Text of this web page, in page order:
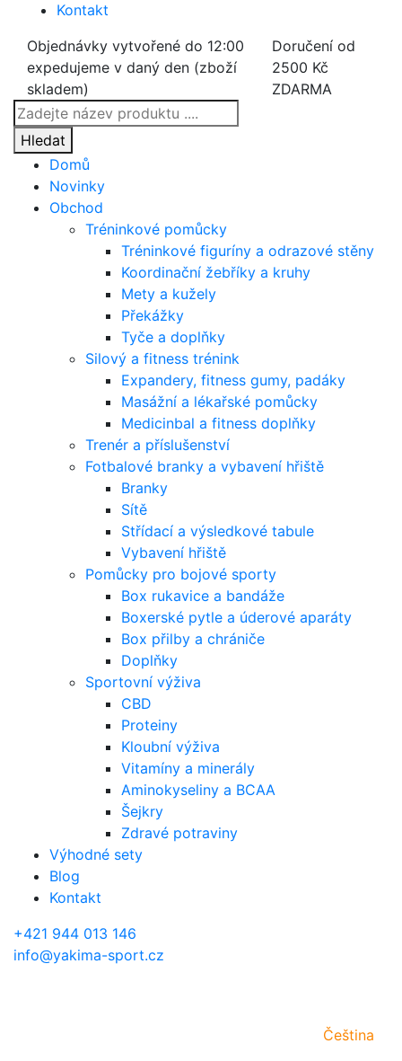
Kontakt
Objednávky vytvořené do 12:00
expedujeme v daný den (zboží
skladem)
Doručení od
2500 Kč
ZDARMA
Products
search
Hledat
Domů
Novinky
Obchod
Tréninkové pomůcky
Tréninkové figuríny a odrazové stěny
Koordinační žebříky a kruhy
Mety a kužely
Překážky
Tyče a doplňky
Silový a fitness trénink
Expandery, fitness gumy, padáky
Masážní a lékařské pomůcky
Medicinbal a fitness doplňky
Trenér a příslušenství
Fotbalové branky a vybavení hřiště
Branky
Sítě
Střídací a výsledkové tabule
Vybavení hřiště
Pomůcky pro bojové sporty
Box rukavice a bandáže
Boxerské pytle a úderové aparáty
Box přilby a chrániče
Doplňky
Sportovní výživa
CBD
Proteiny
Kloubní výživa
Vitamíny a minerály
Aminokyseliny a BCAA
Šejkry
Zdravé potraviny
Výhodné sety
Blog
Kontakt
+421 944 013 146
info@yakima-sport.cz
Čeština